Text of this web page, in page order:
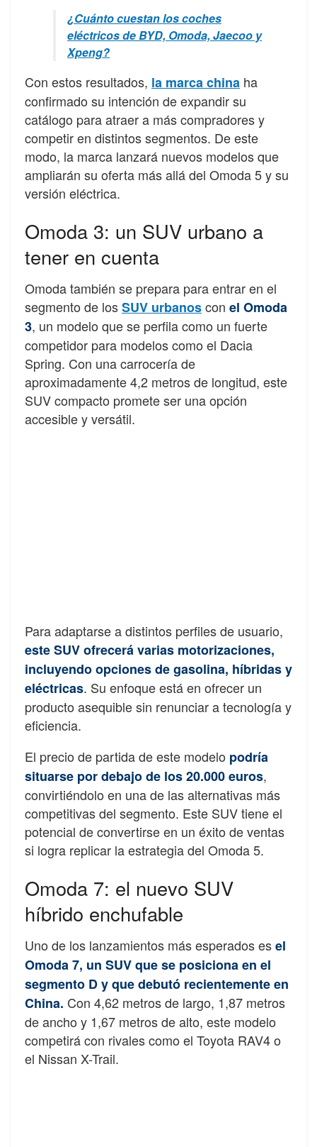
¿Cuánto cuestan los coches
eléctricos de BYD, Omoda, Jaecoo y
Xpeng?
Con estos resultados, la marca china ha
confirmado su intención de expandir su
catálogo para atraer a más compradores y
competir en distintos segmentos. De este
modo, la marca lanzará nuevos modelos que
ampliarán su oferta más allá del Omoda 5 y su
versión eléctrica.
Omoda 3: un SUV urbano a
tener en cuenta
Omoda también se prepara para entrar en el
segmento de losSUV urbanoscon el Omoda
3, un modelo que se perfila como un fuerte
competidor para modelos como el Dacia
Spring. Con una carrocería de
aproximadamente 4,2 metros de longitud, este
SUV compacto promete ser una opción
accesible y versátil.
Para adaptarse a distintos perfiles de usuario,
este SUV ofrecerá varias motorizaciones,
incluyendo opciones de gasolina, híbridas y
eléctricas. Su enfoque está en ofrecer un
producto asequible sin renunciar a tecnología y
eficiencia.
El precio de partida de este modelo podría
situarse por debajo de los 20.000 euros,
convirtiéndolo en una de las alternativas más
competitivas del segmento. Este SUV tiene el
potencial de convertirse en un éxito de ventas
si logra replicar la estrategia del Omoda 5.
Omoda 7: el nuevo SUV
híbrido enchufable
Uno de los lanzamientos más esperados esel
Omoda 7, un SUV que se posiciona en el
segmento D y que debutó recientemente en
China. Con 4,62 metros de largo, 1,87 metros
de ancho y 1,67 metros de alto, este modelo
competirá con rivales como el Toyota RAV4 o
el Nissan X-Trail.